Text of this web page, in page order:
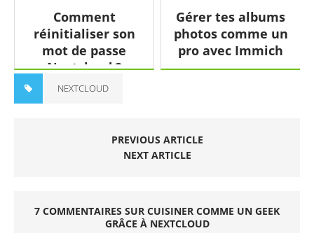
Comment
réinitialiser son
mot de passe
Nextcloud ?
Gérer tes albums
photos comme un
pro avec Immich
NEXTCLOUD
PREVIOUS ARTICLE
NEXT ARTICLE
7 COMMENTAIRES SUR CUISINER COMME UN GEEK
GRÂCE À NEXTCLOUD